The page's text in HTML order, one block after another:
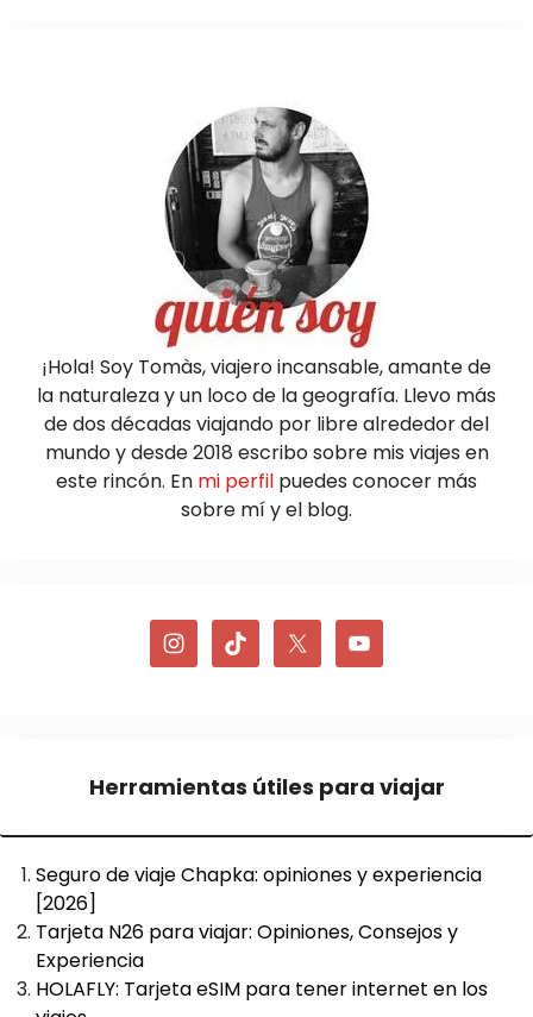
¡Hola! Soy Tomàs, viajero incansable, amante de
la naturaleza y un loco de la geografía. Llevo más
de dos décadas viajando por libre alrededor del
mundo y desde 2018 escribo sobre mis viajes en
este rincón. En mi perfil puedes conocer más
sobre mí y el blog.
Herramientas útiles para viajar
Seguro de viaje Chapka: opiniones y experiencia
[2026]
Tarjeta N26 para viajar: Opiniones, Consejos y
Experiencia
HOLAFLY: Tarjeta eSIM para tener internet en los